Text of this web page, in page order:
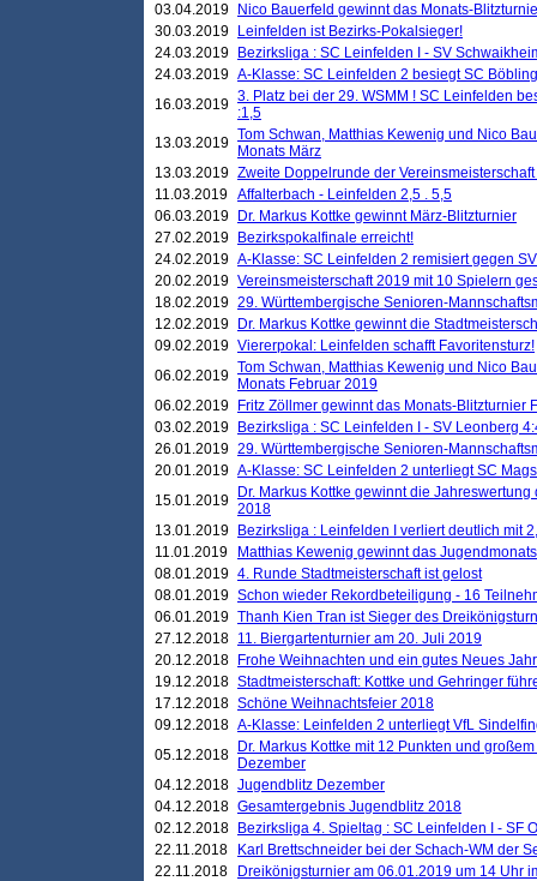
03.04.2019
Nico Bauerfeld gewinnt das Monats-
30.03.2019
Leinfelden ist Bezirks-Pokalsieger!
24.03.2019
Bezirksliga : SC Leinfelden I - SV
24.03.2019 A-Klasse: SC Leinfelden 2 besiegt SC
16.03.2019 3. Platz bei der 29. WSMM ! SC Leinfelden
:1,5
13.03.2019 Tom Schwan, Matthias Kewenig und Nico
Monats März
13.03.2019 Zweite Doppelrunde der
11.03.2019 Affalterbach - Leinfelden 2,5 . 5,5
06.03.2019
Dr. Markus Kottke gewinnt März-Blitzturnier
27.02.2019
Bezirkspokalfinale erreicht!
24.02.2019 A-Klasse: SC Leinfelden 2 remisiert gegen
20.02.2019 Vereinsmeisterschaft 2019 mit 10 Spielern
18.02.2019 29. Württembergische Senioren-
12.02.2019
Dr. Markus Kottke gewinnt die
09.02.2019 Viererpokal: Leinfelden schafft Favoritensturz!
06.02.2019 Tom Schwan, Matthias Kewenig und Nico
Monats Februar 2019
06.02.2019
Fritz Zöllmer gewinnt das Monats-Blitzturnier
03.02.2019
Bezirksliga : SC Leinfelden I - SV Leonberg
26.01.2019 29. Württembergische Senioren-
20.01.2019 A-Klasse: SC Leinfelden 2 unterliegt SC
15.01.2019
Dr. Markus Kottke gewinnt die
2018
13.01.2019
Bezirksliga : Leinfelden I verliert deutlich mit
11.01.2019
Matthias Kewenig gewinnt das
08.01.2019 4. Runde Stadtmeisterschaft ist gelost
08.01.2019 Schon wieder Rekordbeteiligung - 16
06.01.2019 Thanh Kien Tran ist Sieger des
27.12.2018 11. Biergartenturnier am 20. Juli 2019
20.12.2018
Frohe Weihnachten und ein gutes Neues
19.12.2018 Stadtmeisterschaft: Kottke und Gehringer
17.12.2018 Schöne Weihnachtsfeier 2018
09.12.2018 A-Klasse: Leinfelden 2 unterliegt VfL
05.12.2018
Dr. Markus Kottke mit 12 Punkten und
Dezember
04.12.2018 Jugendblitz Dezember
04.12.2018 Gesamtergebnis Jugendblitz 2018
02.12.2018
Bezirksliga 4. Spieltag : SC Leinfelden I - SF
22.11.2018
Karl Brettschneider bei der Schach-WM der
22.11.2018
Dreikönigsturnier am 06.01.2019 um 14 Uhr